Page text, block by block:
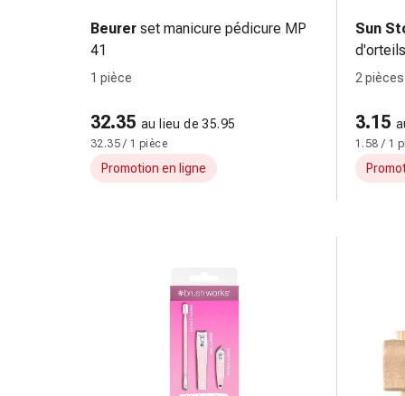
Sparadraps
de
Bandes
de
compression
accessoires
Beurer set manicure pédicure MP
41
1 pièce
32.35 au lieu de 35.95
32.35 / 1 pièce
Promotion en ligne
Sun
d'orteils
2
3.15
1.58 / 1